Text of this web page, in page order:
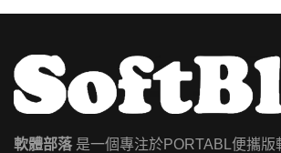
軟體部落是一個專注於PORTABL便攜版